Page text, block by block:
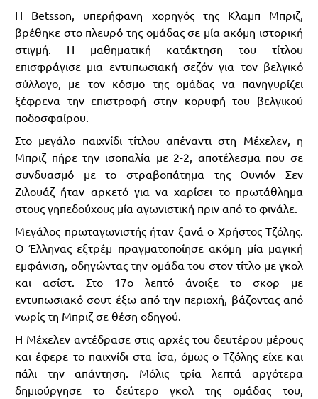
Η Betsson, υπερήφανη χορηγός της Κλαμπ Μπριζ,
βρέθηκε στο πλευρό της ομάδας σε μία ακόμη ιστορική
στιγμή. Η μαθηματική κατάκτηση του τίτλου
επισφράγισε μια εντυπωσιακή σεζόν για τον βελγικό
σύλλογο, με τον κόσμο της ομάδας να πανηγυρίζει
ξέφρενα την επιστροφή στην κορυφή του βελγικού
ποδοσφαίρου.
Στο μεγάλο παιχνίδι τίτλου απέναντι στη Μέχελεν, η
Μπριζ πήρε την ισοπαλία με 2-2, αποτέλεσμα που σε
συνδυασμό με το στραβοπάτημα της Ουνιόν Σεν
Ζιλουάζ ήταν αρκετό για να χαρίσει το πρωτάθλημα
στους γηπεδούχους μία αγωνιστική πριν από το φινάλε.
Μεγάλος πρωταγωνιστής ήταν ξανά ο Χρήστος Τζόλης.
Ο Έλληνας εξτρέμ πραγματοποίησε ακόμη μία μαγική
εμφάνιση, οδηγώντας την ομάδα του στον τίτλο με γκολ
και ασίστ. Στο 17ο λεπτό άνοιξε το σκορ με
εντυπωσιακό σουτ έξω από την περιοχή, βάζοντας από
νωρίς τη Μπριζ σε θέση οδηγού.
Η Μέχελεν αντέδρασε στις αρχές του δευτέρου μέρους
και έφερε το παιχνίδι στα ίσα, όμως ο Τζόλης είχε και
πάλι την απάντηση. Μόλις τρία λεπτά αργότερα
δημιούργησε το δεύτερο γκολ της ομάδας του,